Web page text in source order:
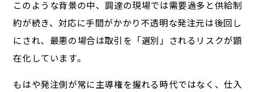
このような背景の中、調達の現場では需要過多と供給制
約が続き、対応に手間がかかり不透明な発注元は後回し
にされ、最悪の場合は取引を「選別」されるリスクが顕
在化しています。
もはや発注側が常に主導権を握れる時代ではなく、仕入